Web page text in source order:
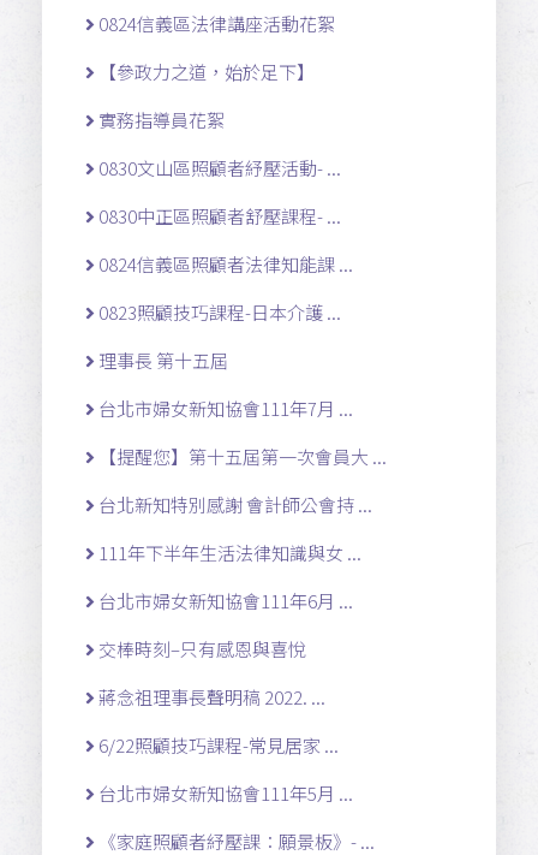
0824信義區法律講座活動花絮
【參政力之道，始於足下】
實務指導員花絮
0830文山區照顧者紓壓活動- ...
0830中正區照顧者舒壓課程- ...
0824信義區照顧者法律知能課 ...
0823照顧技巧課程-日本介護 ...
理事長 第十五屆
台北市婦女新知協會111年7月 ...
【提醒您】第十五屆第一次會員大 ...
台北新知特別感謝 會計師公會持 ...
111年下半年生活法律知識與女 ...
台北市婦女新知協會111年6月 ...
交棒時刻–只有感恩與喜悅
蔣念祖理事長聲明稿 2022. ...
6/22照顧技巧課程-常見居家 ...
台北市婦女新知協會111年5月 ...
《家庭照顧者紓壓課：願景板》- ...